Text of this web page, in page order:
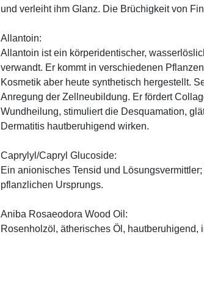
und verleiht ihm Glanz. Die Brüchigkeit von
Allantoin:
Allantoin ist ein körperidentischer,
verwandt. Er kommt in verschiedenen
Kosmetik aber heute synthetisch hergestellt.
Anregung der Zellneubildung. Er fördert
Wundheilung, stimuliert die Desquamation,
Dermatitis hautberuhigend wirken.
Caprylyl/Capryl Glucoside:
Ein anionisches Tensid und
pflanzlichen Ursprungs.
Aniba Rosaeodora Wood Oil:
Rosenholzöl, ätherisches Öl, hautberuhigend,